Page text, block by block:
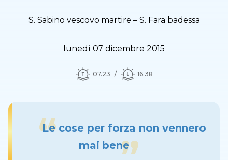
S. Sabino vescovo martire – S. Fara badessa
lunedì 07 dicembre 2015
07.23 16.38
Le cose per forza non vennero
mai bene